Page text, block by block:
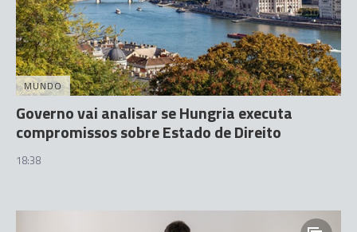
MUNDO
Governo vai analisar se Hungria executa
compromissos sobre Estado de Direito
18:38